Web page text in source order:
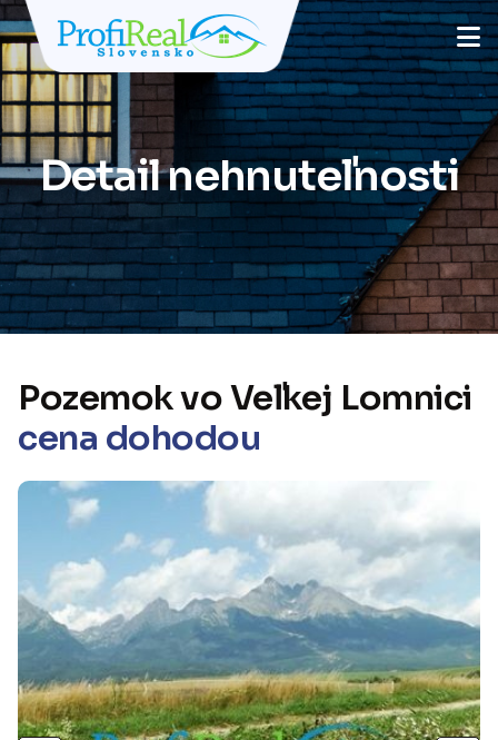
Detail nehnuteľnosti
Pozemok vo Veľkej Lomnici
cena dohodou